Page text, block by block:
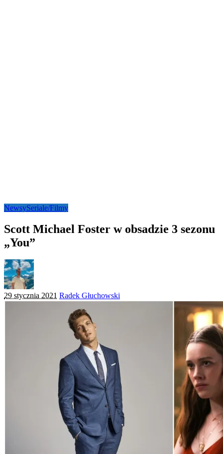
NewsySeriale/Filmy
Scott Michael Foster w obsadzie 3 sezonu
„You”
29 stycznia 2021 Posted
by
Radek Głuchowski